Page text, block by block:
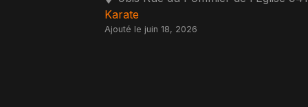
Karate
Ajouté le juin 18, 2026